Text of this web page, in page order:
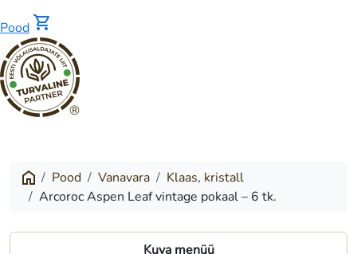
Pood shopping_cart
®
Leaf
vintage
pokaal
Pood Vanavara
Klaas, kristall
Arcoroc Aspen Leaf vintage pokaal – 6 tk.
Kuva menüü